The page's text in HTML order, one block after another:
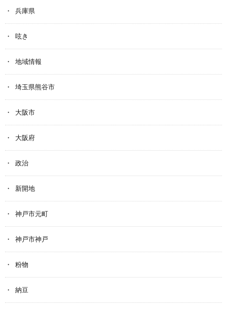
兵庫県
呟き
地域情報
埼玉県熊谷市
大阪市
大阪府
政治
新開地
神戸市元町
神戸市神戸
粉物
納豆